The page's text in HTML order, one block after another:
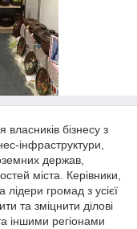
бізнесу з
інфраструктури,
держав,
міста. Керівники,
лідери громад з усієї
та зміцнити ділові
іншими регіонами